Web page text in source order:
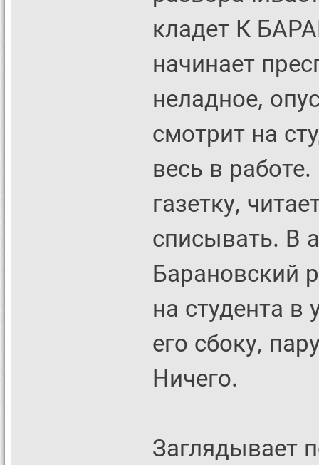
кладет К
начинает
неладное,
смотрит на
весь в
газетку,
списывать. В
Барановский
на студента в
его сбоку,
Ничего.
Заглядывает